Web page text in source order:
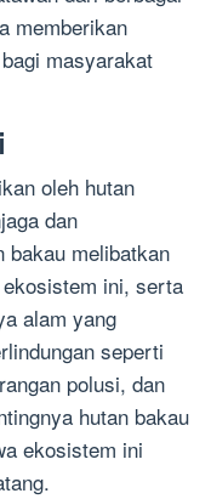
memberikan
masyarakat
oleh hutan
dan
bakau melibatkan
ini, serta
alam yang
seperti
polusi, dan
hutan bakau
ekosistem ini